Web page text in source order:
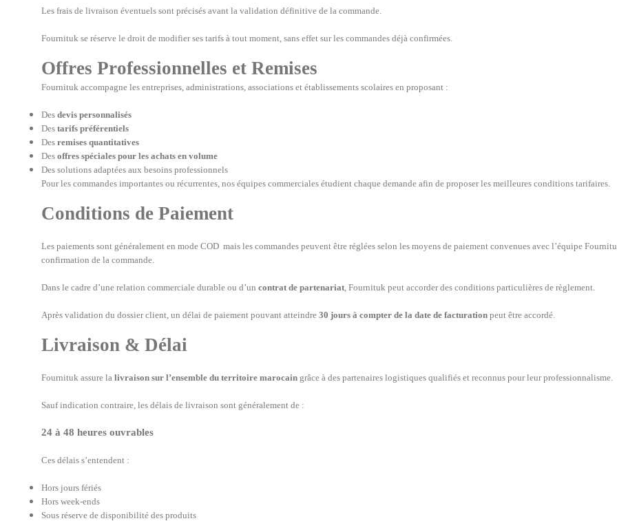
Les frais de livraison éventuels sont précisés avant la validation définitive de la commande.
Fournituk se réserve le droit de modifier ses tarifs à tout moment, sans effet sur les commandes déjà confirmées.
Offres Professionnelles et Remises
Fournituk accompagne les entreprises, administrations, associations et établissements scolaires en proposant :
Des devis personnalisés
Des tarifs préférentiels
Des remises quantitatives
Des offres spéciales pour les achats en volume
Des solutions adaptées aux besoins professionnels
Pour les commandes importantes ou récurrentes, nos équipes commerciales étudient chaque demande afin de proposer les meilleures conditions tarifaires.
Conditions de Paiement
Les paiements sont généralement en mode COD mais les commandes peuvent être réglées selon les moyens de paiement convenues avec l’équipe
confirmation de la commande.
Dans le cadre d’une relation commerciale durable ou d’un contrat de partenariat, Fournituk peut accorder des conditions particulières de règlement.
Après validation du dossier client, un délai de paiement pouvant atteindre 30 jours à compter de la date de facturation peut être accordé.
Livraison & Délai
Fournituk assure la livraison sur l’ensemble du territoire marocain grâce à des partenaires logistiques qualifiés et reconnus pour leur professionnalisme.
Sauf indication contraire, les délais de livraison sont généralement de :
24 à 48 heures ouvrables
Ces délais s’entendent :
Hors jours fériés
Hors week-ends
Sous réserve de disponibilité des produits